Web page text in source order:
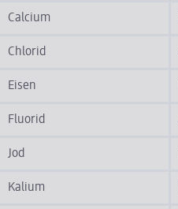
Calcium
Chlorid
Eisen
Fluorid
Jod
Kalium